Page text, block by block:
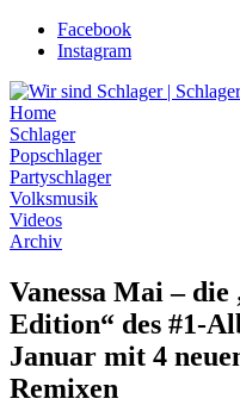
Zum
Inhalt
Facebook
Instagram
Home
Schlager
Popschlager
Partyschlager
Volksmusik
Videos
Archiv
Vanessa Mai – die
Edition“ des #1-
Januar mit 4
Remixen